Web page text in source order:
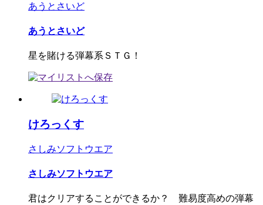
あうとさいど
あうとさいど
星を賭ける弾幕系ＳＴＧ！
けろっくす
さしみソフトウエア
さしみソフトウエア
君はクリアすることができるか？ 難易度高めの弾幕